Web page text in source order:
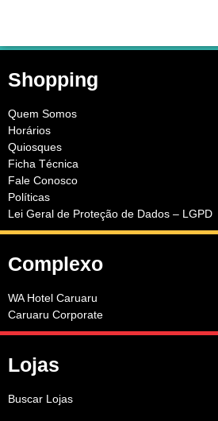
Shopping
Quem Somos
Horários
Quiosques
Ficha Técnica
Fale Conosco
Políticas
Lei Geral de Proteção de Dados – LGPD
Complexo
WA Hotel Caruaru
Caruaru Corporate
Lojas
Buscar Lojas